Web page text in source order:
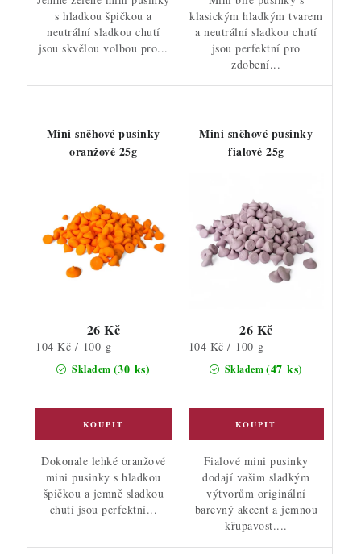
s hladkou špičkou a
neutrální sladkou chutí
jsou skvělou volbou pro...
klasickým hladkým tvarem
a neutrální sladkou chutí
jsou perfektní pro
zdobení...
Mini sněhové pusinky
oranžové 25g
Skladem (30 ks)
26 Kč
Měrná
cena:
104 Kč / 100 g
Dokonale lehké oranžové
mini pusinky s hladkou
špičkou a jemně sladkou
chutí jsou perfektní...
Mini sněhové pusinky
fialové 25g
Skladem(47 ks)
26 Kč
Měrná
cena:
104 Kč / 100 g
Fialové mini pusinky
dodají vašim sladkým
výtvorům originální
barevný akcent a jemnou
křupavost....